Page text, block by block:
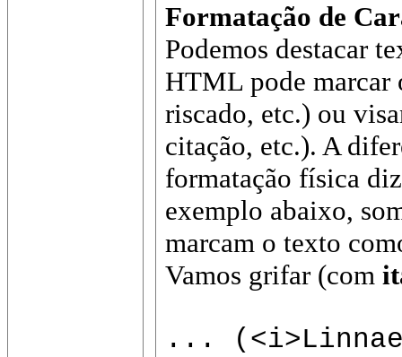
Formatação de
Podemos destacar
HTML pode
riscado, etc.) ou
citação, etc.). A
formatação física
exemplo abaixo,
marcam o texto
Vamos grifar (com
...